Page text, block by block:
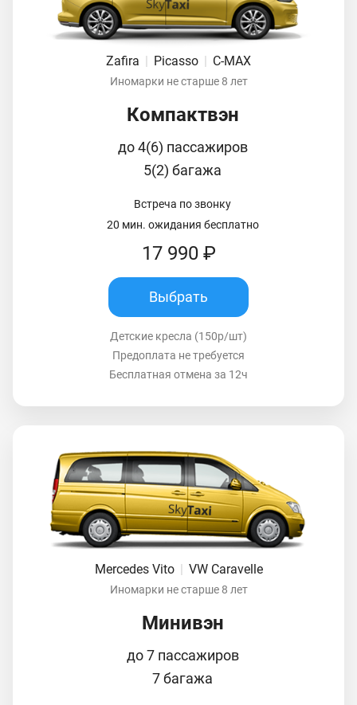
Zafira | Picasso | C-MAX
Иномарки не старше 8 лет
Компактвэн
до 4(6) пассажиров
5(2) багажа
Встреча по звонку
20 мин. ожидания бесплатно
17 990 ₽
Выбрать
Детские кресла (150р/шт)
Предоплата не требуется
Бесплатная отмена за 12ч
Mercedes Vito VW Caravelle
Иномарки не старше 8 лет
Минивэн
до 7 пассажиров
7 багажа